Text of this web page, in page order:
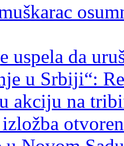
uspela da
u Srbiji“:
akciju na